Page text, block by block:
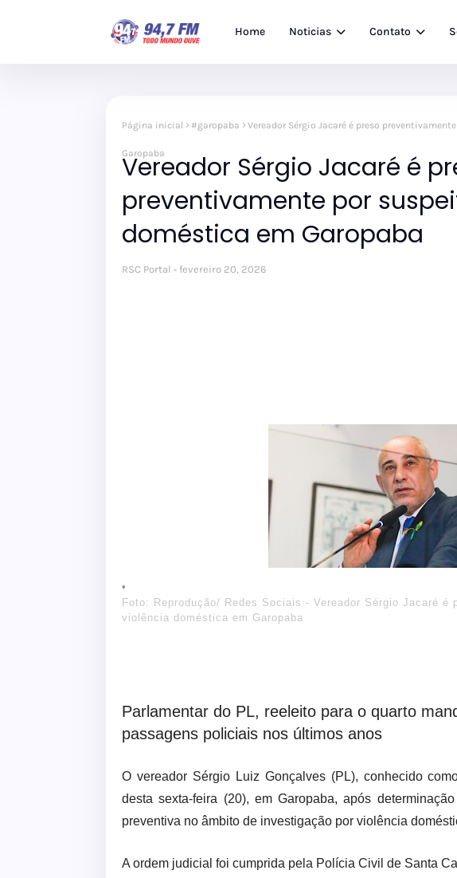
Home Noticias Contato
Página inicial #garopaba Vereador Sérgio Jacaré é preso
Garopaba
Vereador Sérgio Jacaré é
preventivamente por
doméstica em Garopaba
RSC Portal fevereiro 20, 2026
Foto: Reprodução/ Redes Sociais - Vereador Sérgio Jacaré é
violência doméstica em Garopaba
Parlamentar do PL, reeleito para o quarto
passagens policiais nos últimos anos
O vereador Sérgio Luiz Gonçalves (PL), conhecido
desta sexta-feira (20), em Garopaba, após
preventiva no âmbito de investigação por violência
A ordem judicial foi cumprida pela Polícia Civil de Santa